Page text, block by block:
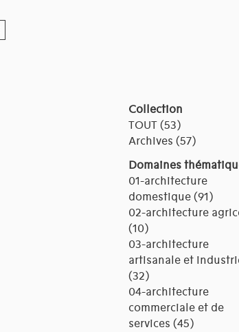
Collection
TOUT (53)
Archives (57)
Domaines
01-architecture
domestique (91)
02-architecture
(10)
03-architecture
artisanale et
(32)
04-architecture
commerciale et de
services (45)